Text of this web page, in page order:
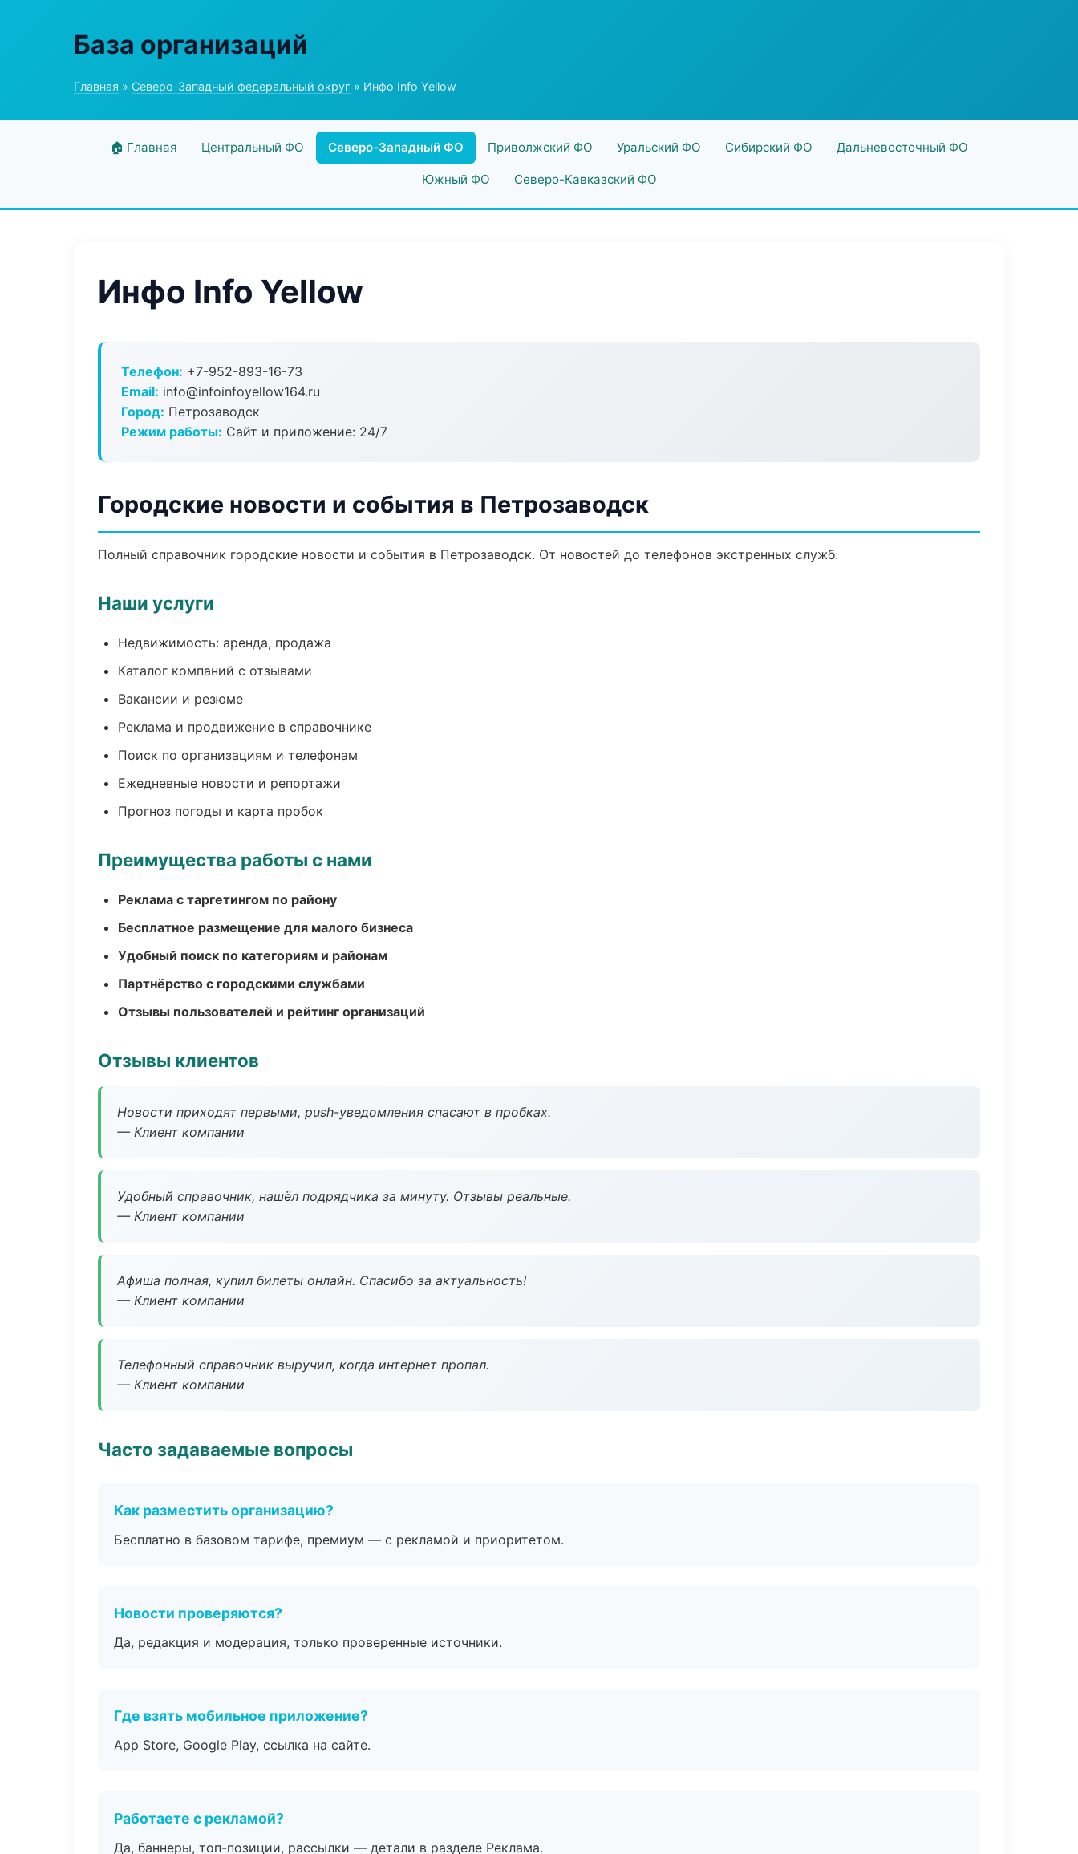
База организаций
Главная » Северо-Западный федеральный округ » Инфо Info Yellow
🏠 Главная Центральный ФО Северо-Западный ФО Приволжский ФО Уральский ФО Сибирский ФО Дальневосточный ФО
Южный ФО Северо-Кавказский ФО
Инфо Info Yellow
Телефон: +7-952-893-16-73
Email: info@infoinfoyellow164.ru
Город: Петрозаводск
Режим работы: Сайт и приложение: 24/7
Городские новости и события в Петрозаводск
Полный справочник городские новости и события в Петрозаводск. От новостей до телефонов экстренных служб.
Наши услуги
Недвижимость: аренда, продажа
Каталог компаний с отзывами
Вакансии и резюме
Реклама и продвижение в справочнике
Поиск по организациям и телефонам
Ежедневные новости и репортажи
Прогноз погоды и карта пробок
Преимущества работы с нами
Реклама с таргетингом по району
Бесплатное размещение для малого бизнеса
Удобный поиск по категориям и районам
Партнёрство с городскими службами
Отзывы пользователей и рейтинг организаций
Отзывы клиентов
Новости приходят первыми, push-уведомления спасают в пробках.
— Клиент компании
Удобный справочник, нашёл подрядчика за минуту. Отзывы реальные.
— Клиент компании
Афиша полная, купил билеты онлайн. Спасибо за актуальность!
— Клиент компании
Телефонный справочник выручил, когда интернет пропал.
— Клиент компании
Часто задаваемые вопросы
Как разместить организацию?
Бесплатно в базовом тарифе, премиум — с рекламой и приоритетом.
Новости проверяются?
Да, редакция и модерация, только проверенные источники.
Где взять мобильное приложение?
App Store, Google Play, ссылка на сайте.
Работаете с рекламой?
Да, баннеры, топ-позиции, рассылки — детали в разделе Реклама.